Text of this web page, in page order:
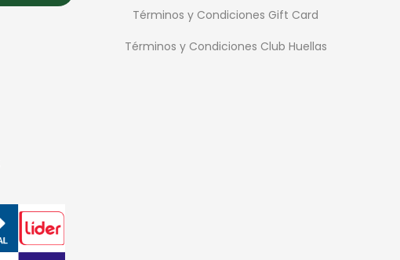
Términos y Condiciones Gift Card
Términos y Condiciones Club Huellas